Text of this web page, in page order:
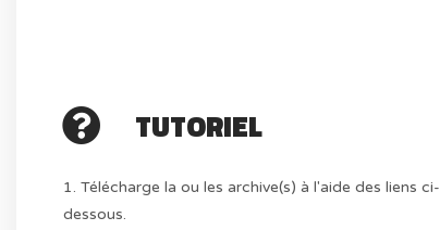
TUTORIEL
1. Télécharge la ou les archive(s) à l'aide des liens ci-
dessous.